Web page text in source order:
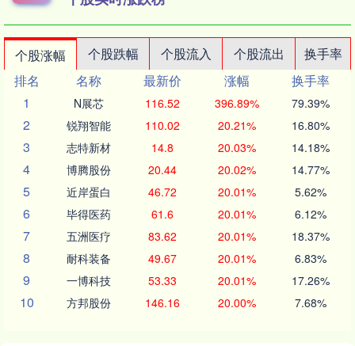
个股涨幅 个股跌幅 个股流入 个股流出
换手率
排名
名称 最新价 涨幅
换手率
1
N展芯 116.52 396.89% 79.39%
2 锐翔智能 110.02 20.21% 16.80%
3 志特新材 14.8 20.03% 14.18%
4 博腾股份 20.44 20.02% 14.77%
5 近岸蛋白 46.72 20.01% 5.62%
6 毕得医药 61.6 20.01% 6.12%
7 五洲医疗 83.62 20.01% 18.37%
8 耐科装备 49.67 20.01% 6.83%
9 一博科技 53.33 20.01% 17.26%
10 方邦股份 146.16 20.00% 7.68%